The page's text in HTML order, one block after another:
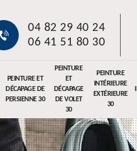
04 82 29 40 24
06 41 51 80 30
PEINTURE ET
DÉCAPAGE DE
PERSIENNE 30
PEINTURE
ET
DÉCAPAGE
DE VOLET
30
PEINTURE
INTÉRIEURE
EXTÉRIEURE
30